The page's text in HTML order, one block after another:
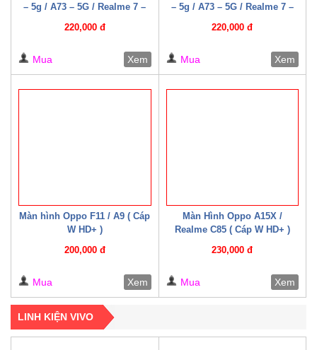
– 5g / A73 – 5G / Realme 7 –
Realme Q2 ( Cáp W HD+ )
220,000 đ
Mua Xem
– 5g / A73 – 5G / Realme 7 –
Realme Q2 ( Cáp W HD+ )
220,000 đ
Mua Xem
Màn hình Oppo F11 / A9 ( Cáp
W HD+ )
200,000 đ
Mua Xem
Màn Hình Oppo A15X /
Realme C85 ( Cáp W HD+ )
230,000 đ
Mua Xem
LINH KIỆN VIVO